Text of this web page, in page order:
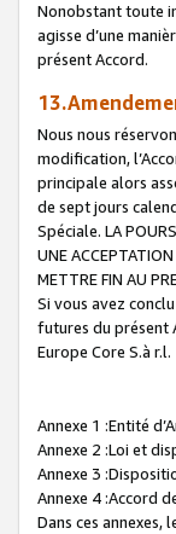
Nonobstant toute
agisse d’une
présent Accord.
Nous nous
modification,
principale alors
de sept jours
Spéciale. LA
UNE
METTRE FIN AU
Si vous avez
futures du présent
Europe Core S.à r.l.
Annexe 1 :Entité
Annexe 2 :Loi et
Annexe 3
Annexe 4 :Accord
Dans ces